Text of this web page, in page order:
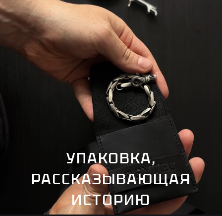
УПАКОВКА,
РАССКАЗЫВАЮЩАЯ
ИСТОРИЮ